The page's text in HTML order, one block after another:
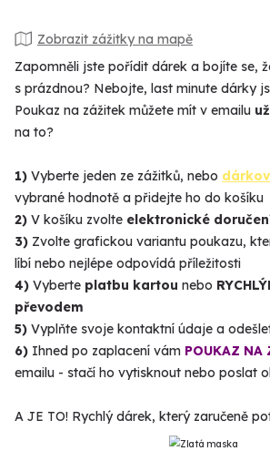
Zobrazit zážitky na mapě
Zapomněli jste pořídit dárek a bojíte se,
s prázdnou? Nebojte, last minute dárky
Poukaz na zážitek můžete mít v emailu
na to?
1) Vyberte jeden ze zážitků, nebo
vybrané hodnotě a přidejte ho do košíku
2) V košíku zvolte elektronické
3) Zvolte grafickou variantu poukazu,
líbí nebo nejlépe odpovídá příležitosti
4) Vyberte platbu kartou nebo
převodem
5) Vyplňte svoje kontaktní údaje a
6) Ihned po zaplacení vám POUKAZ NA
emailu - stačí ho vytisknout nebo poslat
A JE TO! Rychlý dárek, který zaručeně